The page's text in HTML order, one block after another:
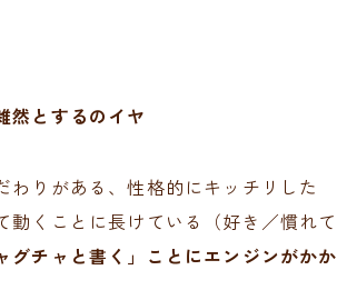
然とするのイヤ
りがある、性格的にキッチリした
くことに長けている（好き／慣れて
グチャと書く」ことにエンジンがかか